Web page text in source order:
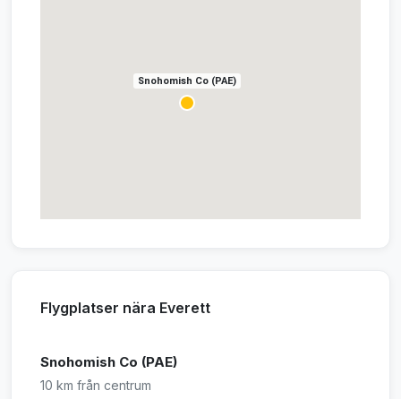
Snohomish Co (PAE)
Flygplatser nära Everett
Snohomish Co (PAE)
10 km från centrum